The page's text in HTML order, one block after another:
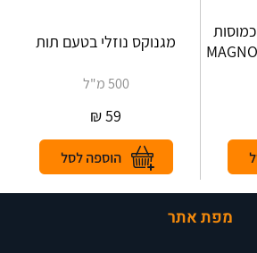
מגנוקס 520 מ״ג 60 כמוסות
מגנוקס נוזלי בטעם תות
500 מ"ל
59
₪
מפת אתר